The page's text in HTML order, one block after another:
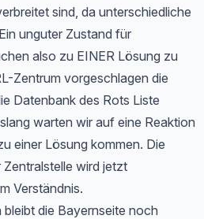
sind, da unterschiedliche
unguter Zustand für
also zu EINER Lösung zu
Zentrum vorgeschlagen die
Datenbank des Rots Liste
warten wir auf eine Reaktion
einer Lösung kommen. Die
wird jetzt
Verständnis.
die Bayernseite noch